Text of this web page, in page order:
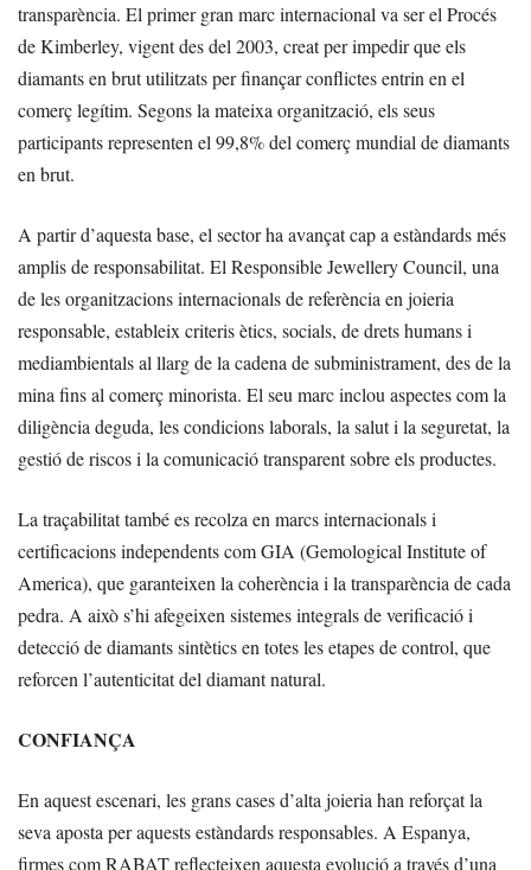
transparència. El primer gran marc internacional va ser el Procés
de Kimberley, vigent des del 2003, creat per impedir que els
diamants en brut utilitzats per finançar conflictes entrin en el
comerç legítim. Segons la mateixa organització, els seus
participants representen el 99,8% del comerç mundial de diamants
en brut.
A partir d’aquesta base, el sector ha avançat cap a estàndards més
amplis de responsabilitat. El Responsible Jewellery Council, una
de les organitzacions internacionals de referència en joieria
responsable, estableix criteris ètics, socials, de drets humans i
mediambientals al llarg de la cadena de subministrament, des de la
mina fins al comerç minorista. El seu marc inclou aspectes com la
diligència deguda, les condicions laborals, la salut i la seguretat, la
gestió de riscos i la comunicació transparent sobre els productes.
La traçabilitat també es recolza en marcs internacionals i
certificacions independents com GIA (Gemological Institute of
America), que garanteixen la coherència i la transparència de cada
pedra. A això s’hi afegeixen sistemes integrals de verificació i
detecció de diamants sintètics en totes les etapes de control, que
reforcen l’autenticitat del diamant natural.
CONFIANÇA
En aquest escenari, les grans cases d’alta joieria han reforçat la
seva aposta per aquests estàndards responsables. A Espanya,
firmes com RABAT reflecteixen aquesta evolució a través d’una